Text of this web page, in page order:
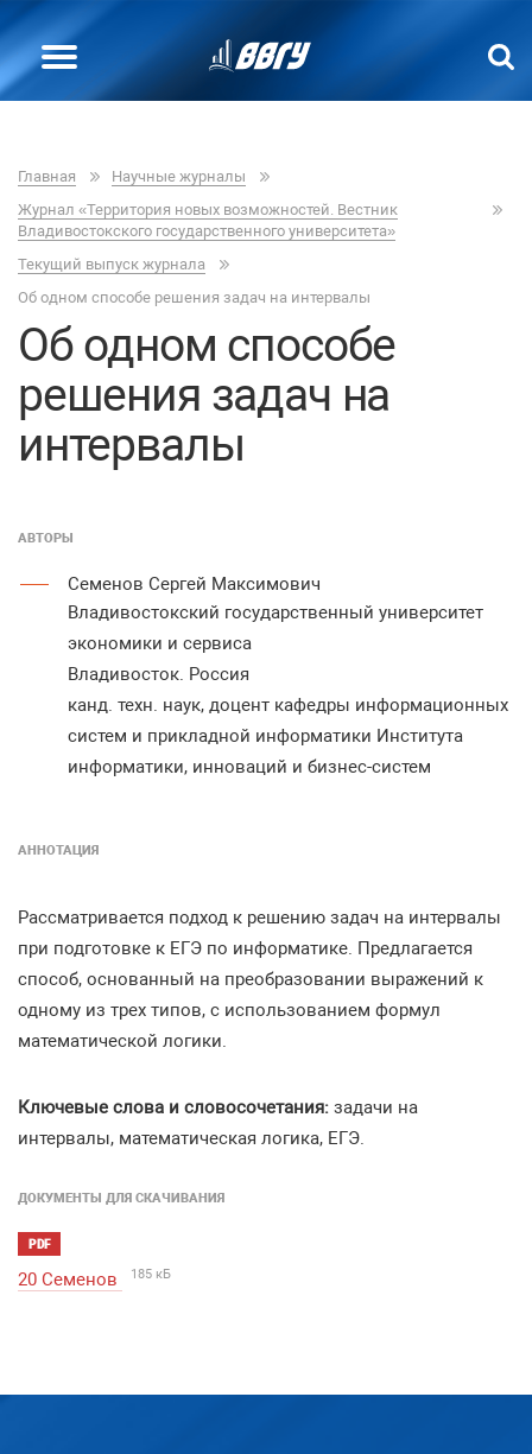
Главная
Научные журналы
Журнал «Территория новых возможностей. Вестник
Владивостокского государственного университета»
Текущий выпуск журнала
Об одном способе решения задач на интервалы
Об одном способе
решения задач на
интервалы
АВТОРЫ
Семенов Сергей Максимович
Владивостокский государственный университет
экономики и сервиса
Владивосток. Россия
канд. техн. наук, доцент кафедры информационных
систем и прикладной информатики Института
информатики, инноваций и бизнес-систем
АННОТАЦИЯ
Рассматривается подход к решению задач на интервалы
при подготовке к ЕГЭ по информатике. Предлагается
способ, основанный на преобразовании выражений к
одному из трех типов, с использованием формул
математической логики.
Ключевые слова и словосочетания: задачи на
интервалы, математическая логика, ЕГЭ.
ДОКУМЕНТЫ ДЛЯ СКАЧИВАНИЯ
PDF
20 Семенов 185 кБ